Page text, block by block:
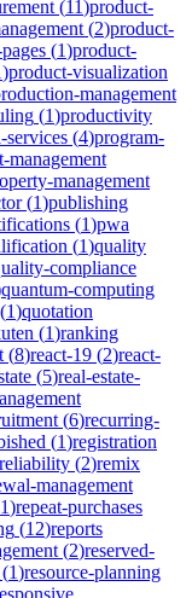
(11)product-
(2)product-
(1)product-
)product-visualization
management
(1)productivity
services (4)program-
management
management
(1)publishing
(1)pwa
(1)quality
compliance
quantum-computing
(1)quotation
(1)ranking
(8)react-19 (2)react-
(5)real-estate-
(6)recurring-
(1)registration
reliability (2)remix
management
1)repeat-purchases
(12)reports
(2)reserved-
(1)resource-planning